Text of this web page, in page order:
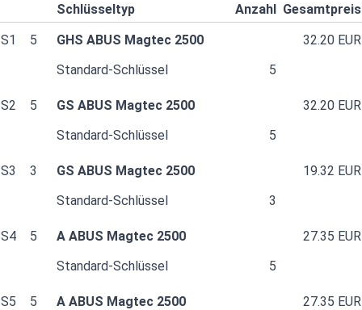
Schlüsseltyp Anzahl Gesamtpreis
S1
5 GHS ABUS Magtec 2500
32.20 EUR
Standard-Schlüssel
5
S2 5 GS ABUS Magtec 2500
32.20 EUR
Standard-Schlüssel
5
S3 3 GS ABUS Magtec 2500
19.32 EUR
Standard-Schlüssel
3
S4 5 A ABUS Magtec 2500
27.35 EUR
Standard-Schlüssel
5
S5 5 A ABUS Magtec 2500
27.35 EUR